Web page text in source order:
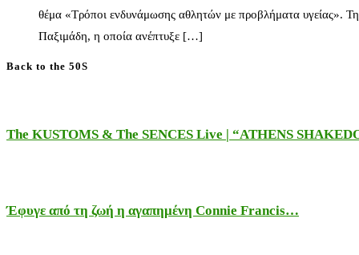
θέμα «Τρόποι ενδυνάμωσης αθλητών με προβλήματα υγείας».
Παξιμάδη, η οποία ανέπτυξε […]
Back to the 50S
The KUSTOMS & The SENCES Live | “ATHENS
Έφυγε από τη ζωή η αγαπημένη Connie Francis…